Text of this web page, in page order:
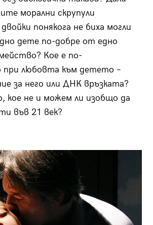
морални скрупули
понякога не биха могли
дете по-добре от едно
Кое е по-
при любовта към детето –
за него или ДНК връзката?
кое не и можем ли изобщо да
във 21 век?